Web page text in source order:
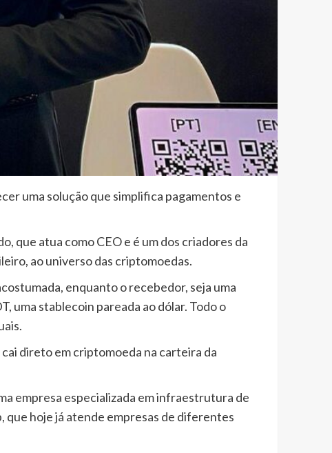
uma solução que simplifica pagamentos e
que atua como CEO e é um dos criadores da
ao universo das criptomoedas.
enquanto o recebedor, seja uma
uma stablecoin pareada ao dólar. Todo o
direto em criptomoeda na carteira da
empresa especializada em infraestrutura de
que hoje já atende empresas de diferentes